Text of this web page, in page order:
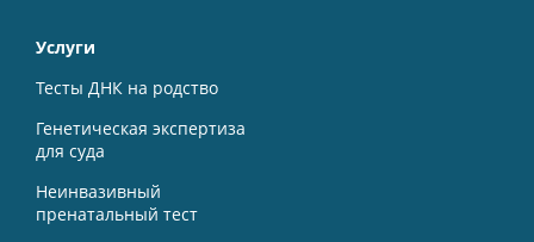
Услуги
Тесты ДНК на родство
Генетическая экспертиза
для суда
Неинвазивный
пренатальный тест